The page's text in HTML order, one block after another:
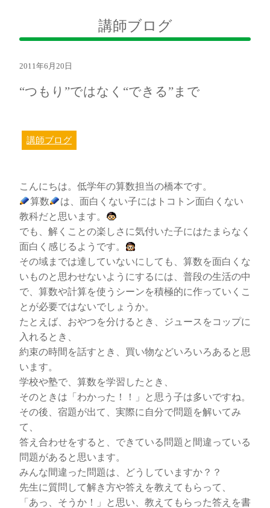
講師ブログ
2011年6月20日
“つもり”ではなく“できる”まで
講師ブログ
こんにちは。低学年の算数担当の橋本です。
算数
は、面白くない子にはトコトン面白くない
教科だと思います。
でも、解くことの楽しさに気付いた子にはたまらなく
面白く感じるようです。
その域までは達していないにしても、算数を面白くな
いものと思わせないようにするには、普段の生活の中
で、算数や計算を使うシーンを積極的に作っていくこ
とが必要ではないでしょうか。
たとえば、おやつを分けるとき、ジュースをコップに
入れるとき、
約束の時間を話すとき、買い物などいろいろあると思
います。
学校や塾で、算数を学習したとき、
そのときは「わかった！！」と思う子は多いですね。
その後、宿題が出て、実際に自分で問題を解いてみ
て、
答え合わせをすると、できている問題と間違っている
問題があると思います。
みんな間違った問題は、どうしていますか？？
先生に質問して解き方や答えを教えてもらって、
「あっ、そうか！」と思い、教えてもらった答えを書